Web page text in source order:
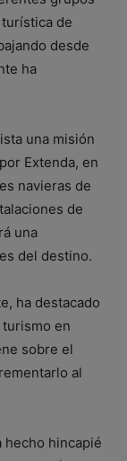
de
desde
ha
una misión
Extenda, en
navieras de
de
una
del destino.
ha destacado
en
sobre el
al
hecho hincapié